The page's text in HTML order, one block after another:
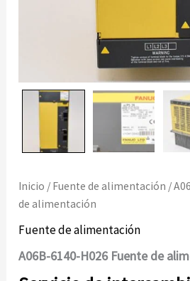
Inicio / Fuente de alimentación /
de alimentación
Fuente de alimentación
A06B-6140-H026 Fuente de